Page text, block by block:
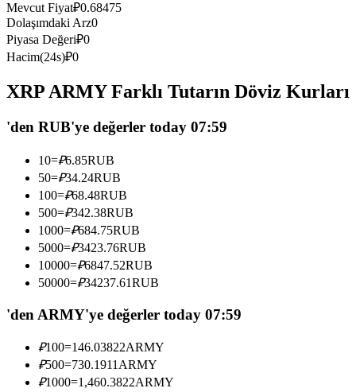
Kopya Ticaret
En iyi traderlarla güçlerinizi birleştirin
Kopya Tüccarı Olun
Kâr paylaşımı ve kopya ticaret komisyonlarının tadını çıkarın
Mevcut Fiyat₽0.68475
Dolaşımdaki Arz0
Piyasa Değeri₽0
Hacim(24s)₽0
XRP ARMY Farklı Tutarın Döviz Kurları
'den RUB'ye değerler today 07:59
10=₽6.85RUB
50=₽34.24RUB
100=₽68.48RUB
500=₽342.38RUB
1000=₽684.75RUB
5000=₽3423.76RUB
10000=₽6847.52RUB
50000=₽34237.61RUB
'den ARMY'ye değerler today 07:59
₽100=146.03822ARMY
₽500=730.1911 ARMY
₽1000=1,460.3822ARMY